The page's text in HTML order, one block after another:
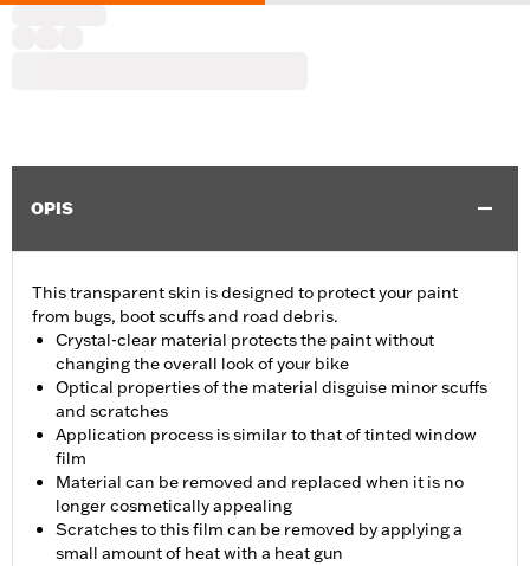
OPIS
This transparent skin is designed to protect your paint
from bugs, boot scuffs and road debris.
Crystal-clear material protects the paint without
changing the overall look of your bike
Optical properties of the material disguise minor scuffs
and scratches
Application process is similar to that of tinted window
film
Material can be removed and replaced when it is no
longer cosmetically appealing
Scratches to this film can be removed by applying a
small amount of heat with a heat gun